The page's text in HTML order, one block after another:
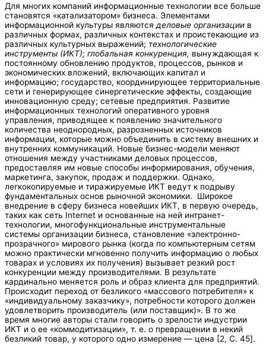
Для многих компаний информационные технологии все больше
становятся «катализатором» бизнеса. Элементами
информационной культуры являются деловые организации в
различных формах, различных контекстах и проистекающие из
различных культурных выражений; технологические
инструменты (ИКТ); глобальная конкуренция, вынуждающая к
постоянному обновлению продуктов, процессов, рынков и
экономических вложений, включающих капитал и
информацию; государство, координирующее территориальные
сети и генерирующее синергетические эффекты, создающие
инновационную среду; сетевые предприятия. Развитие
информационных технологий оперативного уровня
управления, приводящее к появлению значительного
количества неоднородных, разрозненных источников
информации, которые можно объединить в систему внешних и
внутренних коммуникаций. Новые бизнес-модели меняют
отношения между участниками деловых процессов,
предоставляя им новые способы информирования, обучения,
маркетинга, закупок, продаж и поддержки. Однако,
легкокопируемые и тиражируемые ИКТ ведут к подрыву
фундаментальных основ рыночной экономики. Широкое
внедрение в сферу бизнеса новейших ИКТ, в первую очередь,
таких как сеть Internet и основанные на ней интранет-
технологии, многофункциональные инструментальные
системы организации бизнеса, становление «электронно-
прозрачного» мирового рынка (когда по компьютерным сетям
можно практически мгновенно получить информацию о любых
товарах и условиях их получения) вызывает резкий рост
конкуренции между производителями. В результате
кардинально меняется роль и образ клиента для предприятий.
Происходит переход от безликого «массового потребителя» к
«индивидуальному заказчику», потребности которого должен
удовлетворить производитель (или поставщик)». В то же
время многие авторы стали говорить о зрелости индустрии
ИКТ и о ее «коммодитизации», т. е. о превращении в некий
безликий товар, у которого одно измерение — цена [2, C. 45].